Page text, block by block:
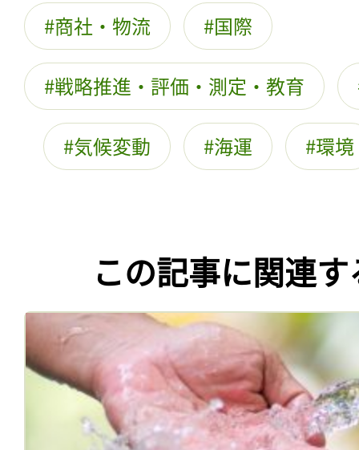
商社・物流 国際
戦略推進・評価・測定・教育
気候変動 海運 環境
この記事に関連